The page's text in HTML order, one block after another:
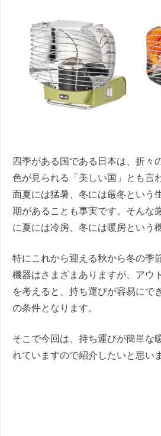
四季がある国である日本は、折々
色が見られる「美しい国」とも言
面夏には猛暑、冬には厳冬という
期があることも事実です。そんな
に夏には冷房、冬には暖房という
特にこれから迎える秋から冬の季
機器はさまざまありますが、アウ
を考えると、持ち運びが容易にで
の条件となります。
そこで今回は、持ち運びが簡単な
れていますので紹介したいと思い